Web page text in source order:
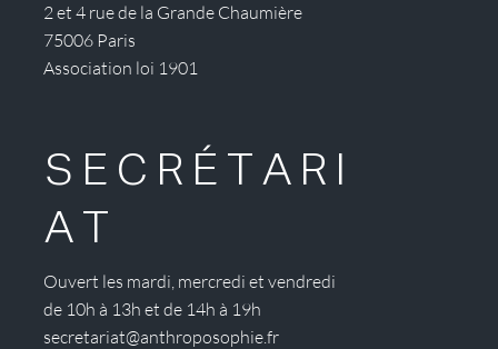
2 et 4 rue de la Grande Chaumière
75006 Paris
Association loi 1901
SECRÉTARI
AT
Ouvert les mardi, mercredi et vendredi
de 10h à 13h et de 14h à 19h
secretariat@anthroposophie.fr